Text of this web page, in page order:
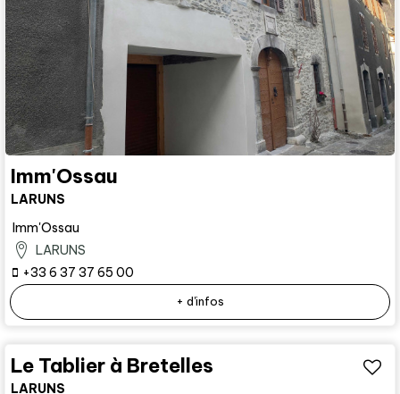
Imm'Ossau
LARUNS
Imm'Ossau
LARUNS
+33 6 37 37 65 00
+ d'infos
Le Tablier à Bretelles
LARUNS